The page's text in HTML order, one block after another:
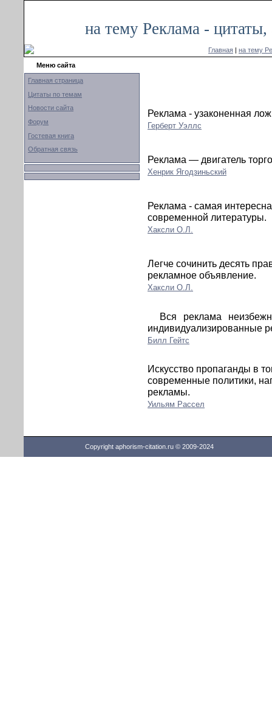
на тему Реклама -
Главная | на тему
Меню сайта
Главная страница
Цитаты по темам
Новости сайта
Форум
Гостевая книга
Обратная связь
Реклама - узаконенная
Герберт Уэллс
Реклама — двигатель
Хенрик Ягодзиньский
Реклама - самая
современной литературы.
Хаксли О.Л.
Легче сочинить десять
рекламное объявление.
Хаксли О.Л.
Вся реклама
индивидуализированные
Билл Гейтс
Искусство пропаганды в
современные политики,
рекламы.
Уильям Рассел
Copyright aphorism-citation.ru © 2009-2024